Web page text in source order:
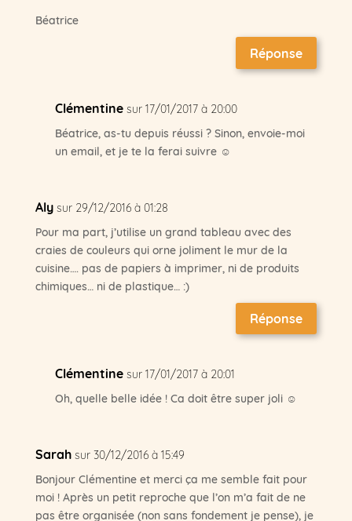
Béatrice
Réponse
Clémentine sur 17/01/2017 à 20:00
Béatrice, as-tu depuis réussi ? Sinon, envoie-moi
un email, et je te la ferai suivre ☺
Aly sur 29/12/2016 à 01:28
Pour ma part, j’utilise un grand tableau avec des
craies de couleurs qui orne joliment le mur de la
cuisine…. pas de papiers à imprimer, ni de produits
chimiques… ni de plastique… :)
Réponse
Clémentine sur 17/01/2017 à 20:01
Oh, quelle belle idée ! Ca doit être super joli ☺
Sarah sur 30/12/2016 à 15:49
Bonjour Clémentine et merci ça me semble fait pour
moi ! Après un petit reproche que l’on m’a fait de ne
pas être organisée (non sans fondement je pense), je